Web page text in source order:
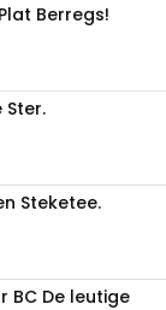
Berregs!
Steketee.
BC De leutige